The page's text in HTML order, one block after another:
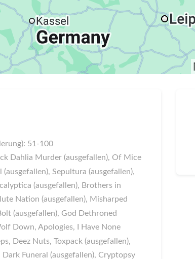
51-100
Dahlia Murder (ausgefallen), Of Mice
Sepultura (ausgefallen),
(ausgefallen), Brothers in
Nation (ausgefallen), Misharped
(ausgefallen), God Dethroned
Down, Apologies, I Have None
Deez Nuts, Toxpack (ausgefallen),
Dark Funeral (ausgefallen), Cryptopsy